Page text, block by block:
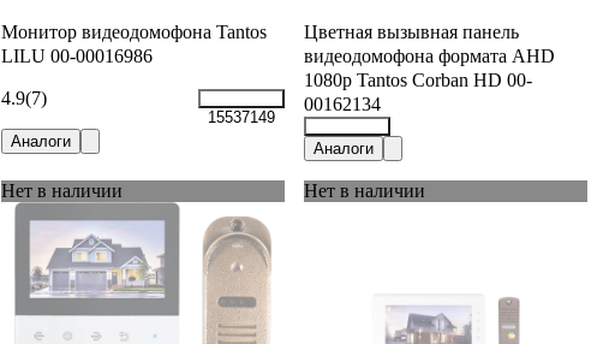
Монитор видеодомофона Tantos
LILU 00-00016986
4.9(7)
15537149
Аналоги
Цветная вызывная панель
видеодомофона формата AHD
1080p Tantos Corban HD 00-
00162134
15773943
Аналоги
Нет в наличии Нет в наличии